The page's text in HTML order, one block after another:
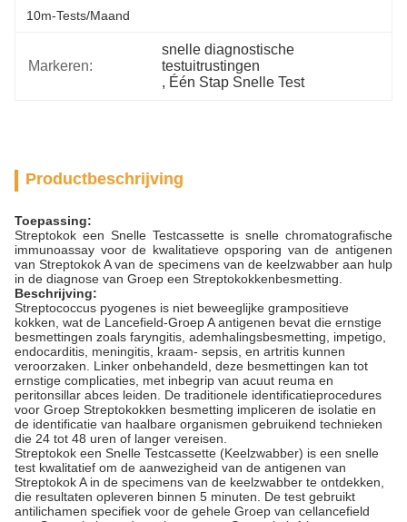
10m-Tests/maand
Markeren:
snelle diagnostische
testuitrustingen
, Één Stap Snelle Test
Productbeschrijving
Toepassing:
Streptokok een Snelle Testcassette is snelle chromatografische
immunoassay voor de kwalitatieve opsporing van de antigenen
van Streptokok A van de specimens van de keelzwabber aan hulp
in de diagnose van Groep een Streptokokkenbesmetting.
Beschrijving:
Streptococcus pyogenes is niet beweeglijke grampositieve
kokken, wat de Lancefield-Groep A antigenen bevat die ernstige
besmettingen zoals faryngitis, ademhalingsbesmetting, impetigo,
endocarditis, meningitis, kraam- sepsis, en artritis kunnen
veroorzaken. Linker onbehandeld, deze besmettingen kan tot
ernstige complicaties, met inbegrip van acuut reuma en
peritonsillar abces leiden. De traditionele identificatieprocedures
voor Groep Streptokokken besmetting impliceren de isolatie en
de identificatie van haalbare organismen gebruikend technieken
die 24 tot 48 uren of langer vereisen.
Streptokok een Snelle Testcassette (Keelzwabber) is een snelle
test kwalitatief om de aanwezigheid van de antigenen van
Streptokok A in de specimens van de keelzwabber te ontdekken,
die resultaten opleveren binnen 5 minuten. De test gebruikt
antilichamen specifiek voor de gehele Groep van cellancefield